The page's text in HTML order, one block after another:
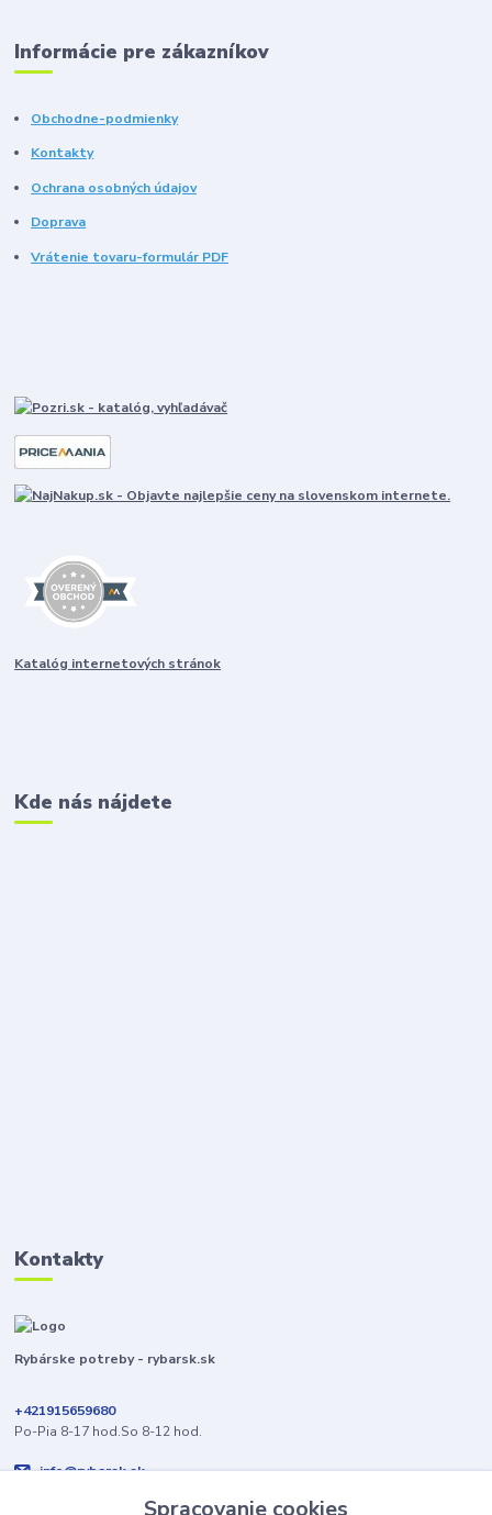
Informácie pre zákazníkov
Obchodne-podmienky
Kontakty
Ochrana osobných údajov
Doprava
Vrátenie tovaru-formulár PDF
Katalóg internetových stránok
Kde nás nájdete
Kontakty
Rybárske potreby - rybarsk.sk
+421915659680
Po-Pia 8-17 hod.So 8-12 hod.
info@rybarsk.sk
Spracovanie cookies